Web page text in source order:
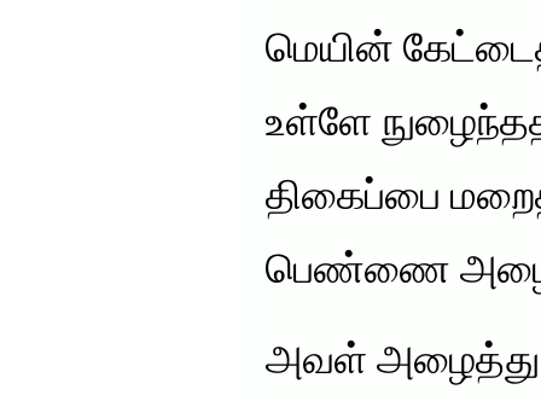
மெயின்
உள்ளே
திகைப்பை
பெண்ணை
அவள் அழைத்து